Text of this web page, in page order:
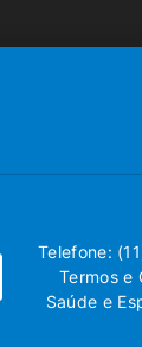
Telefone:
Termos e
Saúde e